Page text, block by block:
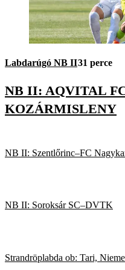
Labdarúgó NB II31 perce
NB II: AQVITAL
KOZÁRMISLENY
NB II: Szentlőrinc–FC
NB II: Soroksár SC–DVTK
Strandröplabda ob: Tari,